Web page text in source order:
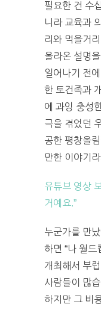
필요한 건 수
니라 교육과
리와 먹을거
올라온 설명
일어나기 전
한 토건족과
에 과잉 충성
극을 겪었던
공한 평창올
만한 이야기
유튜브 영상
거예요.”
누군가를 만
하면 “나 월드
개최해서 부
사람들이 많
하지만 그 비